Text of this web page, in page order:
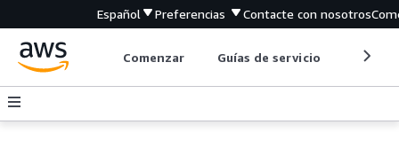
Español Preferencias Contacte con nosotros
Comenzar Guías de servicio